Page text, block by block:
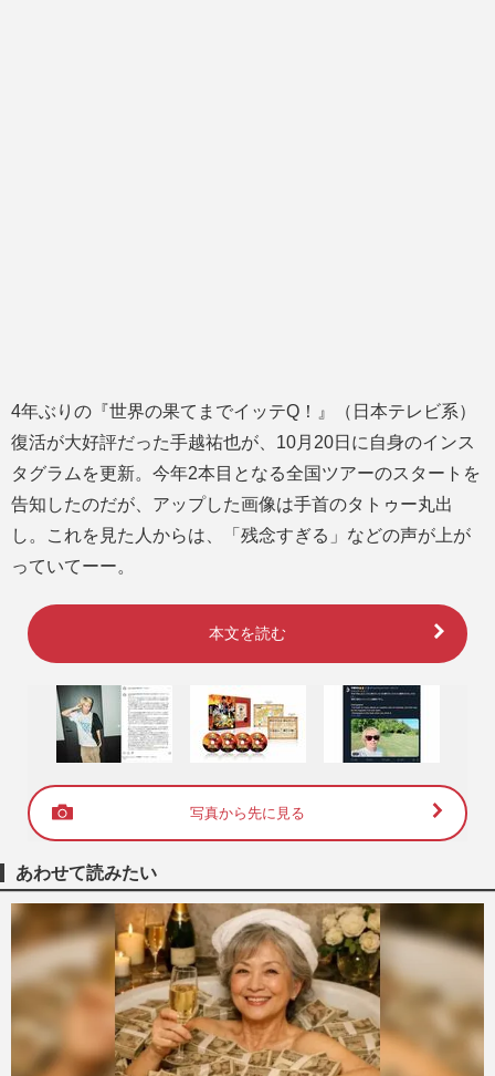
4年ぶりの『世界の果てまでイッテQ！』（日本テレビ系）
復活が大好評だった手越祐也が、10月20日に自身のインス
タグラムを更新。今年2本目となる全国ツアーのスタートを
告知したのだが、アップした画像は手首のタトゥー丸出
し。これを見た人からは、「残念すぎる」などの声が上が
っていてーー。
本文を読む
写真から先に見る
あわせて読みたい